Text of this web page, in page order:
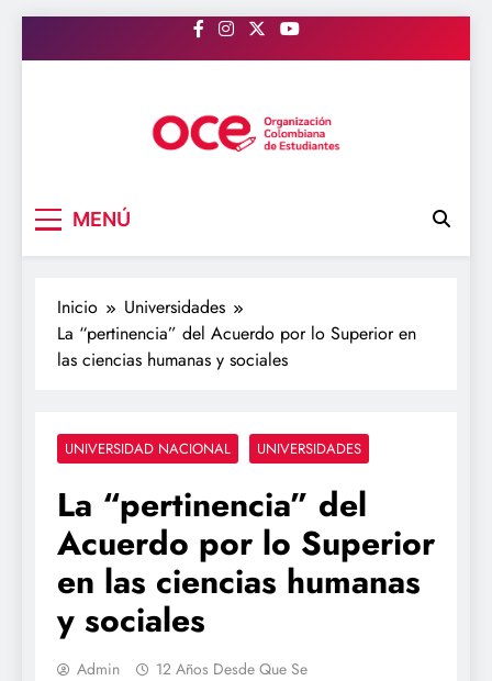
al
MENÚ
Inicio
Universidades
La “pertinencia” del Acuerdo por lo Superior en
las ciencias humanas y sociales
UNIVERSIDAD NACIONAL UNIVERSIDADES
La “pertinencia” del
Acuerdo por lo Superior
en las ciencias humanas
y sociales
Admin
12 Años Desde Que Se